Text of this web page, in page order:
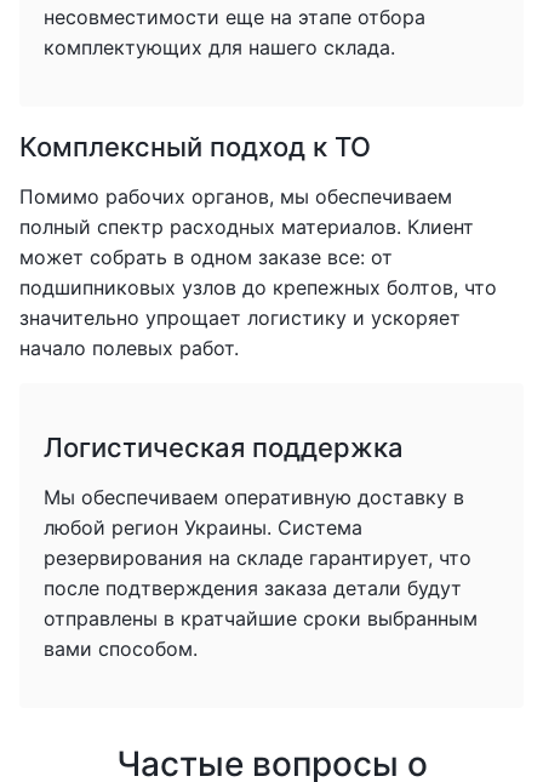
несовместимости еще на этапе отбора
комплектующих для нашего склада.
Комплексный подход к ТО
Помимо рабочих органов, мы обеспечиваем
полный спектр расходных материалов. Клиент
может собрать в одном заказе все: от
подшипниковых узлов до крепежных болтов, что
значительно упрощает логистику и ускоряет
начало полевых работ.
Логистическая поддержка
Мы обеспечиваем оперативную доставку в
любой регион Украины. Система
резервирования на складе гарантирует, что
после подтверждения заказа детали будут
отправлены в кратчайшие сроки выбранным
вами способом.
Частые вопросы о